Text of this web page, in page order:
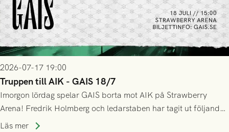
2026-07-17 19:00
Truppen till AIK - GAIS 18/7
Imorgon lördag spelar GAIS borta mot AIK på Strawberry
Arena! Fredrik Holmberg och ledarstaben har tagit ut följande
trupp till matchen:
Läs mer